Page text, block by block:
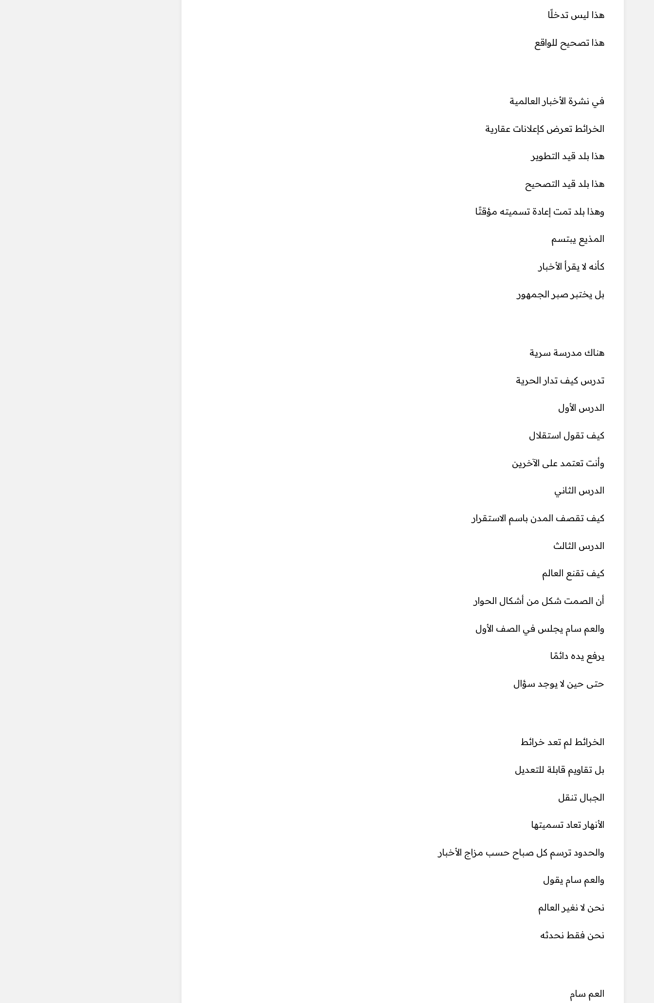
هذا ليس تدخلًا
هذا تصحيح للواقع
في نشرة الأخبار العالمية
الخرائط تعرض كإعلانات عقارية
هذا بلد قيد التطوير
هذا بلد قيد التصحيح
وهذا بلد تمت إعادة تسميته مؤقتًا
المذيع يبتسم
كأنه لا يقرأ الأخبار
بل يختبر صبر الجمهور
هناك مدرسة سرية
تدرس كيف تدار الحرية
الدرس الأول
كيف تقول استقلال
وأنت تعتمد على الآخرين
الدرس الثاني
كيف تقصف المدن باسم الاستقرار
الدرس الثالث
كيف تقنع العالم
أن الصمت شكل من أشكال الحوار
والعم سام يجلس في الصف الأول
يرفع يده دائمًا
حتى حين لا يوجد سؤال
الخرائط لم تعد خرائط
بل تقاويم قابلة للتعديل
الجبال تنقل
الأنهار تعاد تسميتها
والحدود ترسم كل صباح حسب مزاج الأخبار
والعم سام يقول
نحن لا نغير العالم
نحن فقط نحدثه
العم سام